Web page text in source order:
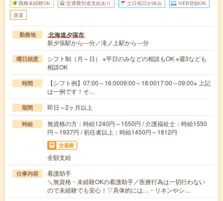
職種未経験OK 交通費別途支給あり 土日祝日が休み WEB登録OK
派遣
勤務地 北海道夕張市
新夕張駅から---分／滝ノ上駅から---分
曜日頻度
シフト制（月～日） ※平日のみなどの相談もOK ※週3なども
相談OK
時間
【シフト例】07:00～16:0009:00～18:0017:00～09:00※ 上記
は一例です！そ…
期間 即日～2ヶ月以上
時給
無資格の方：時給1240円～1550円 / 介護福祉士：時給1550
円～1937円 / 初任者以上：時給1450円～1812円
交通費
全額支給
仕事内容
看護助手
＼無資格・未経験OKの看護助手／医療行為は一切行わない
ので未経験でも安心！▽具体的には…・リネンやシ…